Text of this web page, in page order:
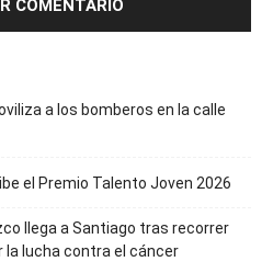
a los bomberos en la calle
el Premio Talento Joven 2026
llega a Santiago tras recorrer
la lucha contra el cáncer